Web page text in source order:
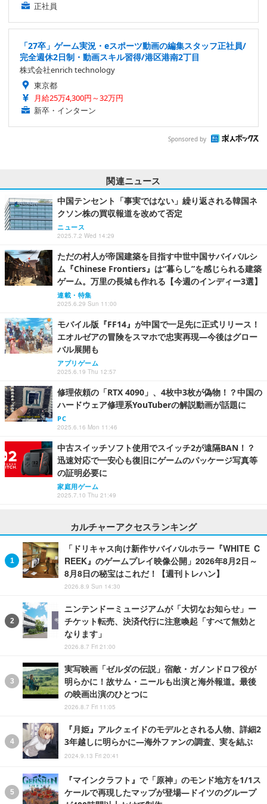
正社員
「27卒」ゲーム実況・eスポーツ動画の編集スタッフ正社員/
完全週休2日制・動画スキル習得/港区港南2丁目
株式会社enrich technology
東京都
月給25万4,300円～32万円
新卒・インターン
Sponsored by
関連ニュース
中国テンセント「事実ではない」繰り返される韓国ネ
クソン株の買収報道を改めて否定
ニュース
2025.7.2 Wed 14:29
ただの村人が帝国建築を目指す中世中国サバイバルシ
ム『Chinese Frontiers』は“暮らし”を感じられる建築
ゲーム。万里の長城も作れる【今週のインディー3選】
連載・特集
2025.6.29 Sun 11:00
モバイル版『FF14』が中国で一足先に正式リリース！
エオルゼアの冒険をスマホで忠実再現―今後はグロー
バル展開も
アプリゲーム
2025.6.19 Thu 12:57
修理依頼の「RTX 4090」、4枚中3枚が偽物！？中国の
ハードウェア修理系YouTuberの解説動画が話題に
PC
2025.6.16 Mon 11:46
中古スイッチソフト使用でスイッチ2が遠隔BAN！？
迅速対応で一安心も復旧にゲームのパッケージ写真等
の証明必要に
家庭用ゲーム
2025.7.10 Thu 21:49
カルチャーアクセスランキング
「ドリキャス向け新作サバイバルホラー『WHITE C
REEK』のゲームプレイ映像公開」2026年8月2日～
8月8日の秘宝はこれだ！【週刊トレハン】
2026.8.9 Sun 14:30
ニンテンドーミュージアムが「大切なお知らせ」ー
チケット転売、決済代行に注意喚起「すべて無効と
なります」
2026.8.7 Fri 21:00
実写映画「ゼルダの伝説」宿敵・ガノンドロフ役が
明らかに！故サム・ニールも出演と海外報道。最後
の映画出演のひとつに
2026.8.7 Fri 11:05
『月姫』アルクェイドのモデルとされる人物、詳細2
3年越しに明らかに―海外ファンの調査、実を結ぶ
2024.9.13 Fri 20:41
『マインクラフト』で「原神」のモンド地方を1/1ス
ケールで再現したマップが登場―ドイツのグループ